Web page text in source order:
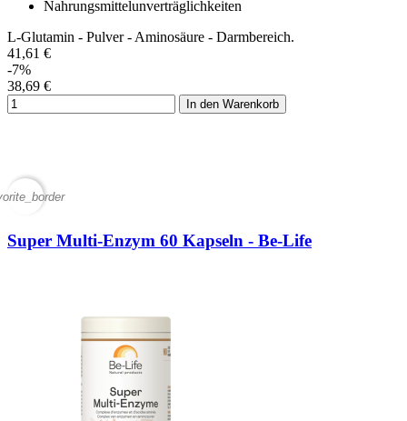
Nahrungsmittelunverträglichkeiten
L-Glutamin - Pulver - Aminosäure - Darmbereich.
41,61 €
-7%
38,69 €
In den Warenkorb
Super Multi-Enzym 60 Kapseln - Be-Life